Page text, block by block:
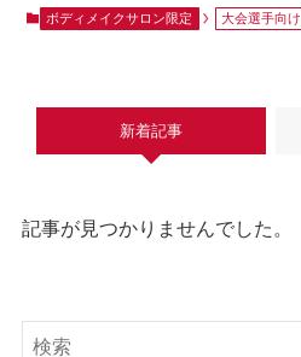
ボディメイクサロン限定 大会選手向け
新着記事
記事が見つかりませんでした。